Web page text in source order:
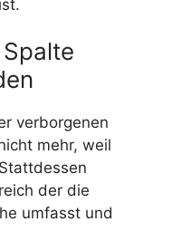
verborgenen
mehr, weil
der die
umfasst und